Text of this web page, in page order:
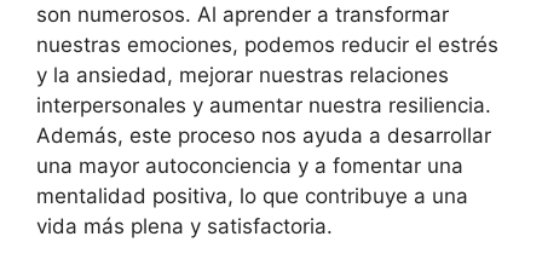
son numerosos. Al aprender a transformar
nuestras emociones, podemos reducir el estrés
y la ansiedad, mejorar nuestras relaciones
interpersonales y aumentar nuestra resiliencia.
Además, este proceso nos ayuda a desarrollar
una mayor autoconciencia y a fomentar una
mentalidad positiva, lo que contribuye a una
vida más plena y satisfactoria.